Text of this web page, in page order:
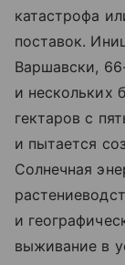
катастрофа
поставок.
Варшавски,
и нескольких
гектаров с
и пытается
Солнечная
и
выживание в